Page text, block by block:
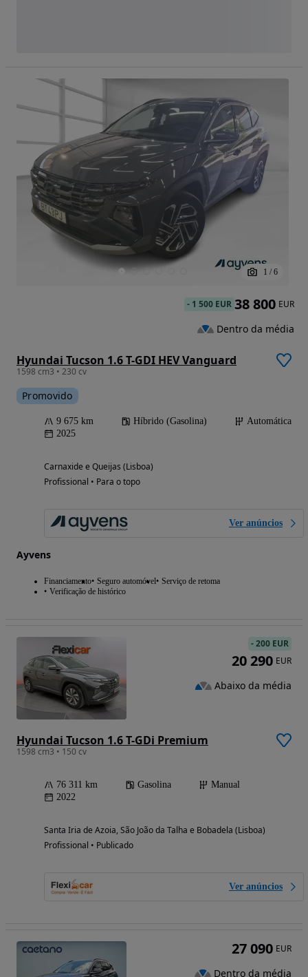
1 / 6
Hyundai Tucson 1.6 T-GDI HEV Vanguard
1598 cm3 • 230 cv
Promovido
9 675 km Híbrido (Gasolina)
Automática
2025
Carnaxide e Queijas (Lisboa)
Profissional • Para o topo
Ver anúncios
Ayvens
Financiamento Seguro automóvel
Serviço de retoma
Verificação de histórico
- 1 500 EUR 38 800 EUR
Dentro da média
Hyundai Tucson 1.6 T-GDi Premium
1598 cm3 • 150 cv
76 311 km Gasolina
Manual
2022
Santa Iria de Azoia, São João da Talha e Bobadela (Lisboa)
Profissional • Publicado
Ver anúncios
-200 EUR
20 290 EUR
Abaixo da média
27 090 EUR
Dentro da média